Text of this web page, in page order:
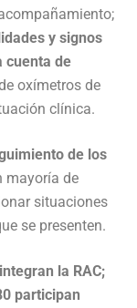
y signos
cuenta de
oxímetros de
clínica.
de los
mayoría de
situaciones
se presenten.
la RAC;
participan